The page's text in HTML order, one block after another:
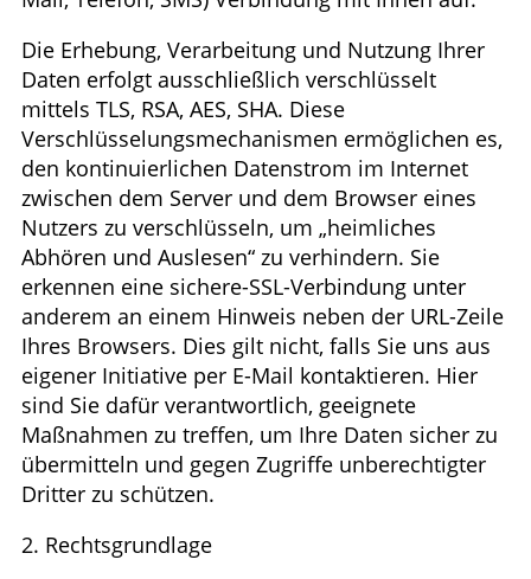
Die Erhebung, Verarbeitung und Nutzung Ihrer
Daten erfolgt ausschließlich verschlüsselt
mittels TLS, RSA, AES, SHA. Diese
Verschlüsselungsmechanismen ermöglichen es,
den kontinuierlichen Datenstrom im Internet
zwischen dem Server und dem Browser eines
Nutzers zu verschlüsseln, um „heimliches
Abhören und Auslesen“ zu verhindern. Sie
erkennen eine sichere-SSL-Verbindung unter
anderem an einem Hinweis neben der URL-Zeile
Ihres Browsers. Dies gilt nicht, falls Sie uns aus
eigener Initiative per E-Mail kontaktieren. Hier
sind Sie dafür verantwortlich, geeignete
Maßnahmen zu treffen, um Ihre Daten sicher zu
übermitteln und gegen Zugriffe unberechtigter
Dritter zu schützen.
2. Rechtsgrundlage